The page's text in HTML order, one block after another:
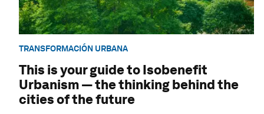
TRANSFORMACIÓN URBANA
This is your guide to Isobenefit
Urbanism — the thinking behind the
cities of the future